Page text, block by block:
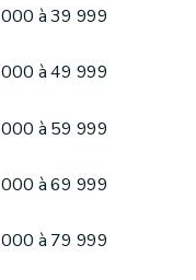
de sépulture
à 39 999
à 49 999
à 59 999
à 69 999
à 79 999